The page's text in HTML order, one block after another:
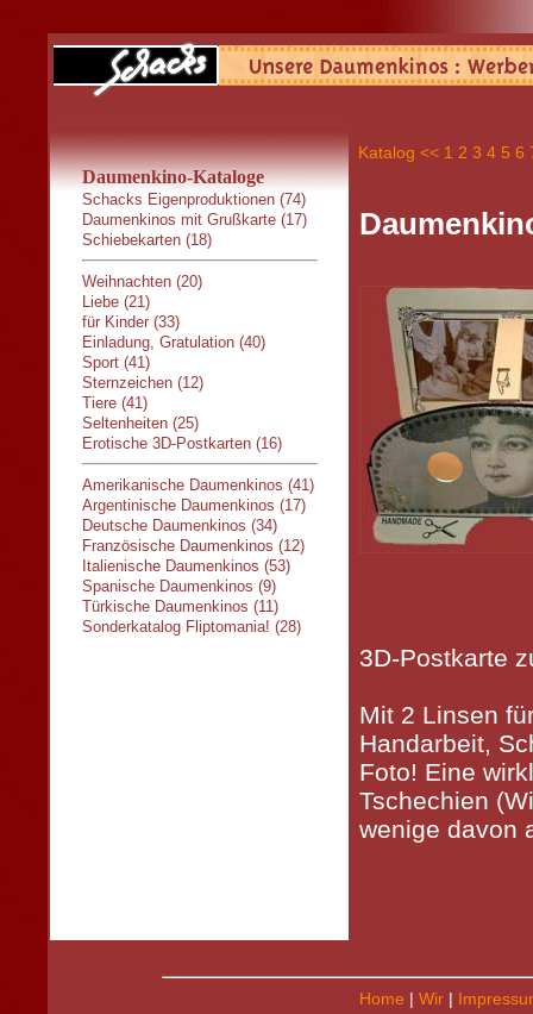
Daumenkino-Kataloge
Schacks Eigenproduktionen (74)
Daumenkinos mit Grußkarte (17)
Schiebekarten (18)
Weihnachten (20)
Liebe (21)
für Kinder (33)
Einladung, Gratulation (40)
Sport (41)
Sternzeichen (12)
Tiere (41)
Seltenheiten (25)
Erotische 3D-Postkarten (16)
Amerikanische Daumenkinos (41)
Argentinische Daumenkinos (17)
Deutsche Daumenkinos (34)
Französische Daumenkinos (12)
Italienische Daumenkinos (53)
Spanische Daumenkinos (9)
Türkische Daumenkinos (11)
Sonderkatalog Fliptomania! (28)
Katalog << 1 2 3 4 5 6
3D-Postkarte
Mit 2 Linsen
Handarbeit,
Foto! Eine
Tschechien
wenige davon
Home | Wir|